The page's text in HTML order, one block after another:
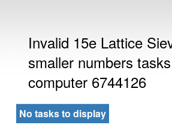
Invalid 15e Lattice
smaller numbers
computer 6744126
No tasks to display